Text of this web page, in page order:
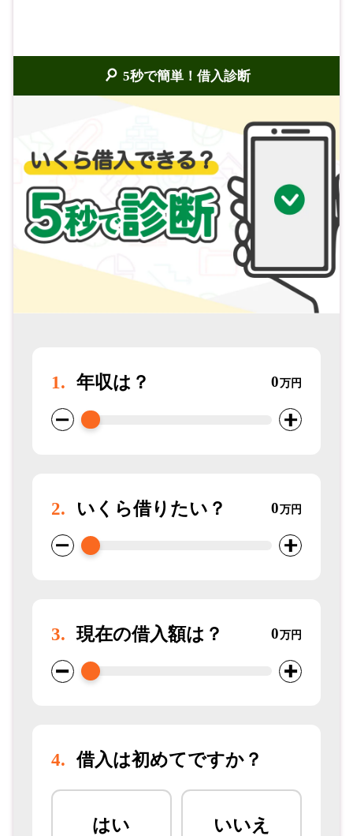
5秒で簡単！借入診断
1. 年収は？ 0万円
2. いくら借りたい？ 0万円
3. 現在の借入額は？ 0万円
4. 借入は初めてですか？
はい いいえ